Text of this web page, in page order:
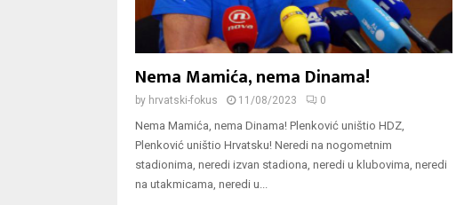
Nema Mamića, nema Dinama!
by hrvatski-fokus 11/08/2023 0
Nema Mamića, nema Dinama! Plenković uništio HDZ,
Plenković uništio Hrvatsku! Neredi na nogometnim
stadionima, neredi izvan stadiona, neredi u klubovima, neredi
na utakmicama, neredi u...